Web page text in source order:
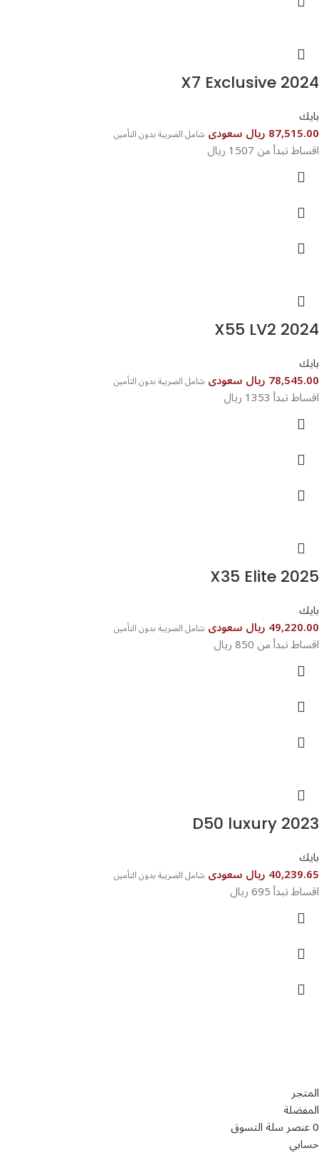
X7 Exclusive 2024
بايك
87,515.00 ريال سعودى شامل الضريبة بدون التأمين
اقساط تبدأ من 1507 ريال
X55 LV2 2024
بايك
78,545.00 ريال سعودى شامل الضريبة بدون التأمين
اقساط تبدأ 1353 ريال
X35 Elite 2025
بايك
49,220.00 ريال سعودى شامل الضريبة بدون التأمين
اقساط تبدأ من 850 ريال
D50 luxury 2023
بايك
40,239.65 ريال سعودى شامل الضريبة بدون التأمين
اقساط تبدأ 695 ريال
المتجر
المفضلة
0عنصرسلة التسوق
حسابي